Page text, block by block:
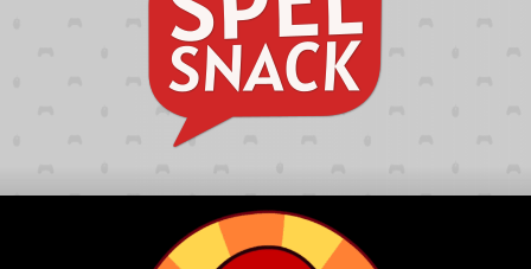
Spelsnack